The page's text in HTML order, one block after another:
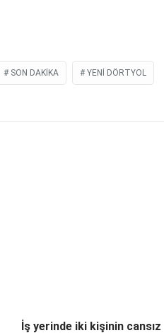
SON DAKIKA YENI DÖRTYOL
İş yerinde iki kişinin cansız